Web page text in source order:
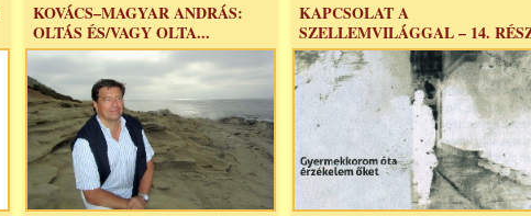
KOVÁCS–MAGYAR ANDRÁS:
OLTÁS ÉS/VAGY OLTA...
KAPCSOLAT A
SZELLEMVILÁGGAL – 14.
-...